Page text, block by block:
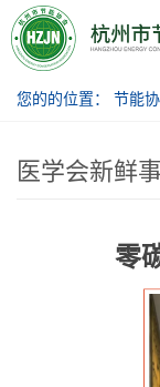
节能协会
您的的位置： 节能
医学会新鲜
零